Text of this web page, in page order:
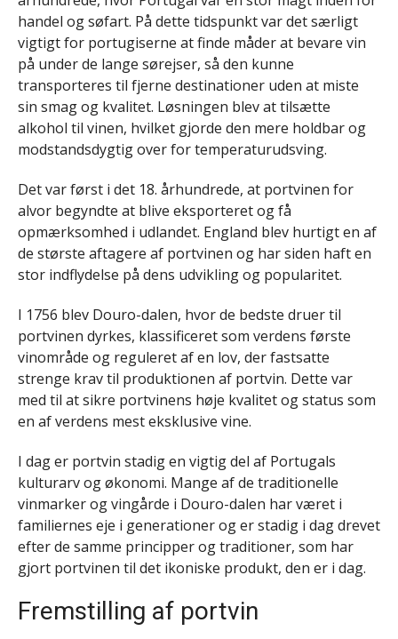
handel og søfart. På dette tidspunkt var det særligt
vigtigt for portugiserne at finde måder at bevare vin
på under de lange sørejser, så den kunne
transporteres til fjerne destinationer uden at miste
sin smag og kvalitet. Løsningen blev at tilsætte
alkohol til vinen, hvilket gjorde den mere holdbar og
modstandsdygtig over for temperaturudsving.
Det var først i det 18. århundrede, at portvinen for
alvor begyndte at blive eksporteret og få
opmærksomhed i udlandet. England blev hurtigt en af
de største aftagere af portvinen og har siden haft en
stor indflydelse på dens udvikling og popularitet.
I 1756 blev Douro-dalen, hvor de bedste druer til
portvinen dyrkes, klassificeret som verdens første
vinområde og reguleret af en lov, der fastsatte
strenge krav til produktionen af portvin. Dette var
med til at sikre portvinens høje kvalitet og status som
en af verdens mest eksklusive vine.
I dag er portvin stadig en vigtig del af Portugals
kulturarv og økonomi. Mange af de traditionelle
vinmarker og vingårde i Douro-dalen har været i
familiernes eje i generationer og er stadig i dag drevet
efter de samme principper og traditioner, som har
gjort portvinen til det ikoniske produkt, den er i dag.
Fremstilling af portvin